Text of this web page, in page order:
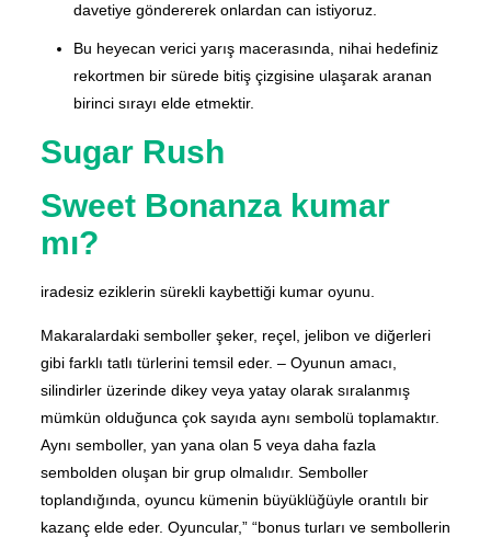
davetiye göndererek onlardan can istiyoruz.
Bu heyecan verici yarış macerasında, nihai hedefiniz
rekortmen bir sürede bitiş çizgisine ulaşarak aranan
birinci sırayı elde etmektir.
Sugar Rush
Sweet Bonanza kumar
mı?
iradesiz eziklerin sürekli kaybettiği kumar oyunu.
Makaralardaki semboller şeker, reçel, jelibon ve diğerleri
gibi farklı tatlı türlerini temsil eder. – Oyunun amacı,
silindirler üzerinde dikey veya yatay olarak sıralanmış
mümkün olduğunca çok sayıda aynı sembolü toplamaktır.
Aynı semboller, yan yana olan 5 veya daha fazla
sembolden oluşan bir grup olmalıdır. Semboller
toplandığında, oyuncu kümenin büyüklüğüyle orantılı bir
kazanç elde eder. Oyuncular,” “bonus turları ve sembollerin